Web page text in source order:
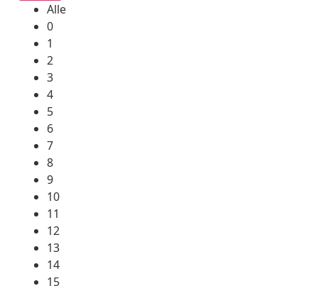
Alle
0
1
2
3
4
5
6
7
8
9
10
11
12
13
14
15